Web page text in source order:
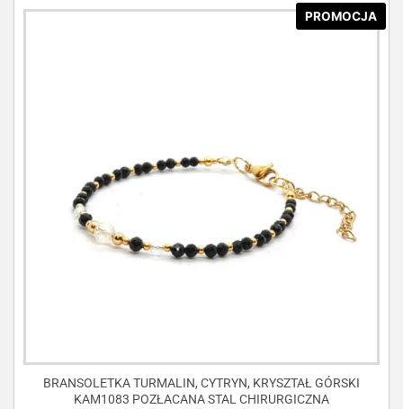
PROMOCJA
BRANSOLETKA TURMALIN, CYTRYN, KRYSZTAŁ GÓRSKI
KAM1083 POZŁACANA STAL CHIRURGICZNA